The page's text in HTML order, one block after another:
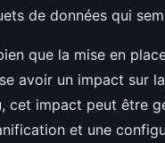
de données qui
que la mise en
avoir un impact sur
cet impact peut être
et une